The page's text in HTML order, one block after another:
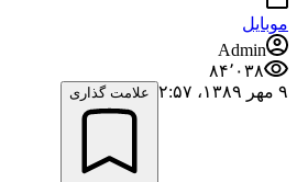
موبایل
Admin
۸۴٬۰۳۸
۹ مهر ۱۳۸۹،‏ ۲:۵۷
علامت گذاری